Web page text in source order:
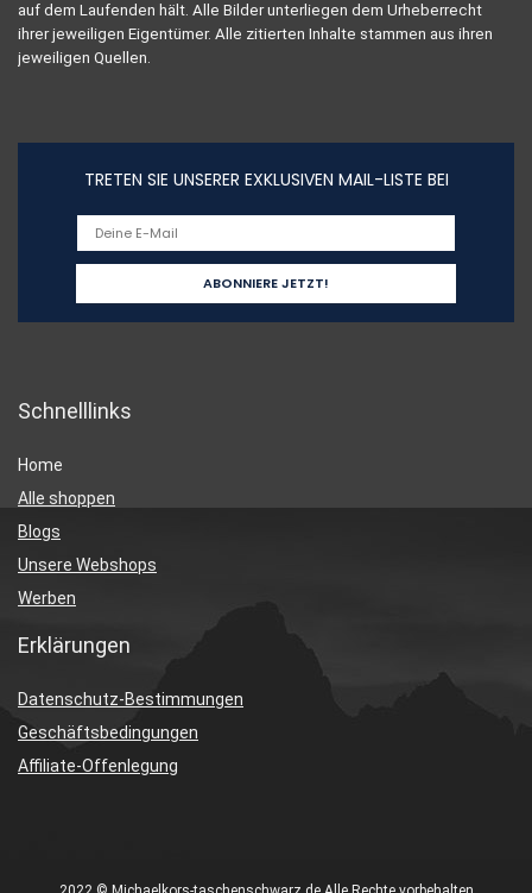
auf dem Laufenden hält. Alle Bilder unterliegen dem Urheberrecht
ihrer jeweiligen Eigentümer. Alle zitierten Inhalte stammen aus ihren
jeweiligen Quellen.
TRETEN SIE UNSERER EXKLUSIVEN MAIL-LISTE BEI
Schnelllinks
Home
Alle shoppen
Blogs
Unsere Webshops
Werben
Erklärungen
Datenschutz-Bestimmungen
Geschäftsbedingungen
Affiliate-Offenlegung